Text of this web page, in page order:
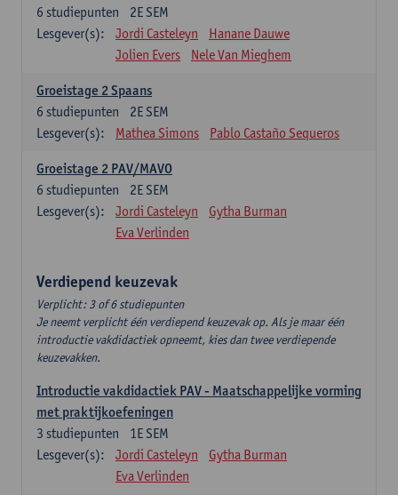
2E SEM
6 studiepunten
Lesgever(s):
Jordi Casteleyn
Hanane Dauwe
Jolien Evers
Nele Van Mieghem
Groeistage 2 Spaans
2E SEM
6 studiepunten
Lesgever(s):
Mathea Simons Pablo Castaño Sequeros
Groeistage 2 PAV/MAVO
2E SEM
6 studiepunten
Lesgever(s):
Jordi Casteleyn
Gytha Burman
Eva Verlinden
Verdiepend keuzevak
Verplicht: 3 of 6 studiepunten
Je neemt verplicht één verdiepend keuzevak op. Als je maar één
introductie vakdidactiek opneemt, kies dan twee verdiepende
keuzevakken.
Introductie vakdidactiek PAV - Maatschappelijke vorming
met praktijkoefeningen
1E SEM
3 studiepunten
Lesgever(s):
Jordi Casteleyn
Gytha Burman
Eva Verlinden